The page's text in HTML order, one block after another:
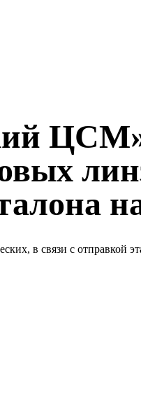
в связи с отправкой